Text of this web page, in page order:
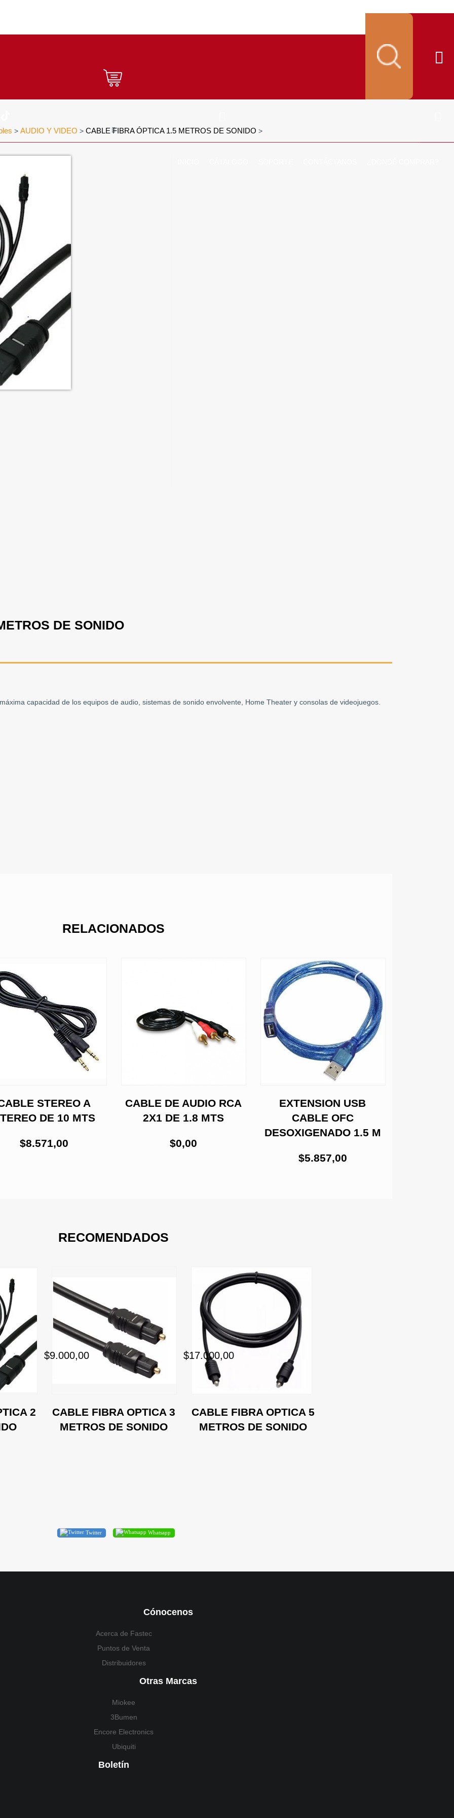
> AUDIO Y VIDEO > CABLE FIBRA ÓPTICA 1.5 METROS DE SONIDO >
DE SONIDO
capacidad de los equipos de audio, sistemas de sonido envolvente, Home Theater y consolas de videojuegos.
RELACIONADOS
STEREO A
DE 10 MTS
$8.571,00
CABLE DE AUDIO RCA
2X1 DE 1.8 MTS
$0,00
EXTENSION USB
CABLE OFC
DESOXIGENADO 1.5 M
$5.857,00
RECOMENDADOS
2
CABLE FIBRA OPTICA 3
METROS DE SONIDO
$9.000,00
CABLE FIBRA OPTICA 5
METROS DE SONIDO
$17.000,00
Twitter Whatsapp
Cónocenos
Acerca de Fastec
Puntos de Venta
Distribuidores
Otras Marcas
Miokee
3Bumen
Encore Electronics
Ubiquiti
Boletín